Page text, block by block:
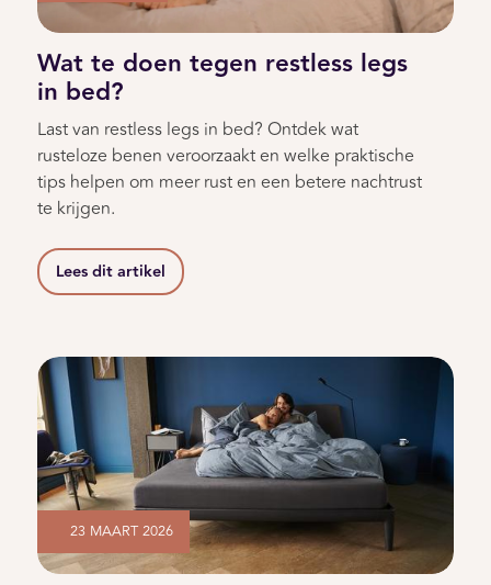
Wat te doen tegen restless legs
in bed?
Last van restless legs in bed? Ontdek wat
rusteloze benen veroorzaakt en welke praktische
tips helpen om meer rust en een betere nachtrust
te krijgen.
Lees dit artikel
23 MAART 2026